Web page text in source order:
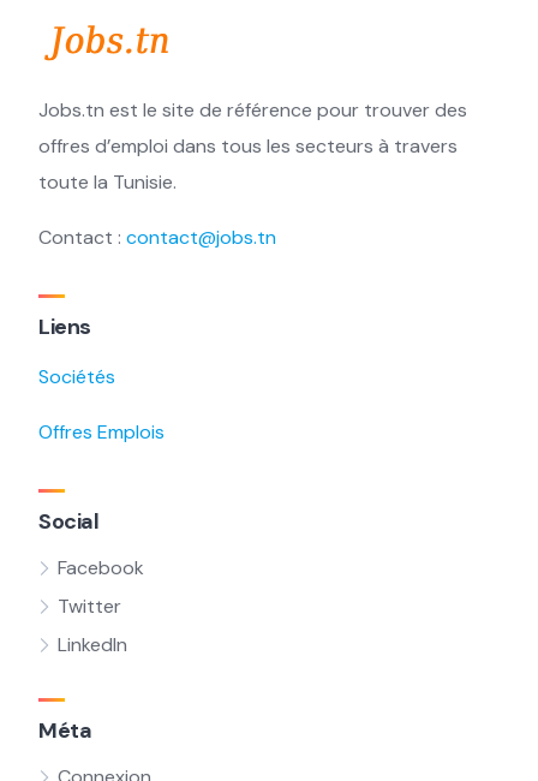
Jobs.tn est le site de référence pour trouver des
offres d’emploi dans tous les secteurs à travers
toute la Tunisie.
Contact : contact@jobs.tn
Liens
Sociétés
Offres Emplois
Social
Facebook
Twitter
LinkedIn
Méta